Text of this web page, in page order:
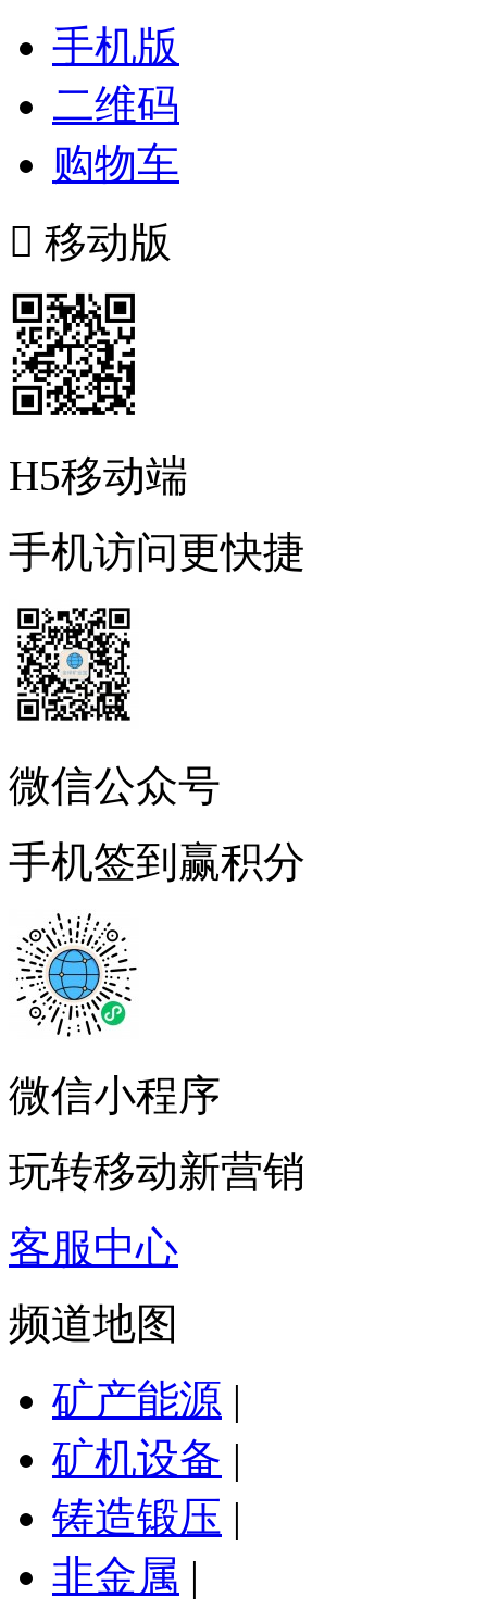
手机版
二维码
购物车
 移动版
H5移动端
手机访问更快捷
微信公众号
手机签到赢积分
微信小程序
玩转移动新营销
客服中心
频道地图
矿产能源 |
矿机设备 |
铸造锻压 |
非金属 |